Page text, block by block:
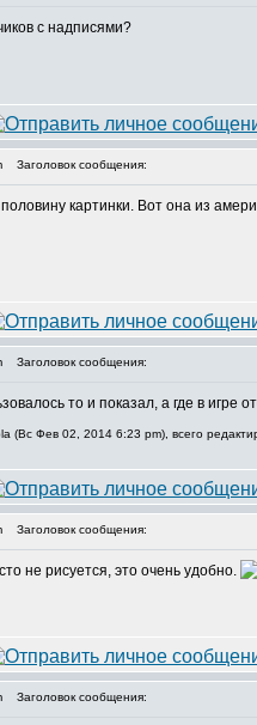
с надписями?
Заголовок сообщения:
картинки. Вот она из
Заголовок сообщения:
то и показал, а где в игре
(Вс Фев 02, 2014 6:23 pm), всего
Заголовок сообщения:
не рисуется, это очень удобно.
Заголовок сообщения: